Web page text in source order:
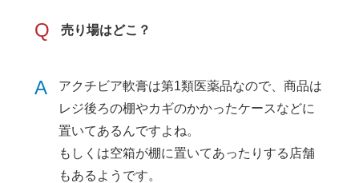
Q 売り場はどこ？
A
アクチビア軟膏は第1類医薬品なので、商品は
レジ後ろの棚やカギのかかったケースなどに
置いてあるんですよね。
もしくは空箱が棚に置いてあったりする店舗
もあるようです。